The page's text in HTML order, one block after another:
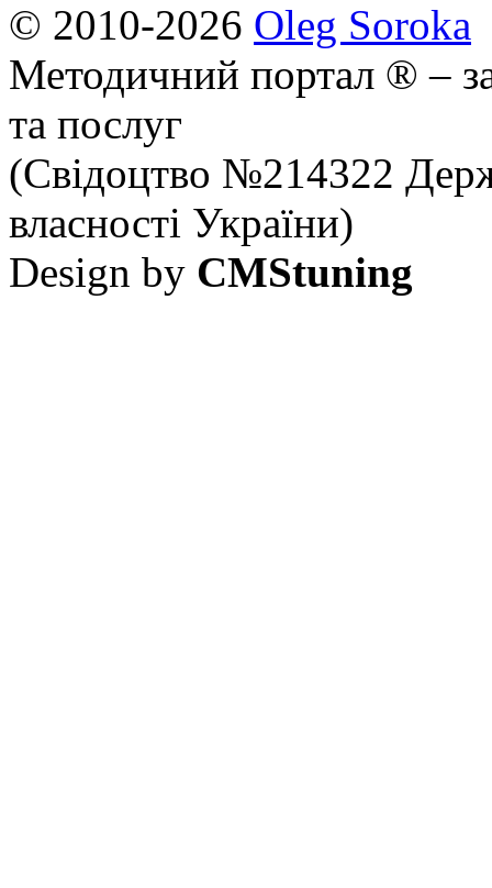
© 2010-2026 Oleg Soroka
Методичний портал ® –
та послуг
(Свідоцтво №214322
власності України)
Design by CMStuning